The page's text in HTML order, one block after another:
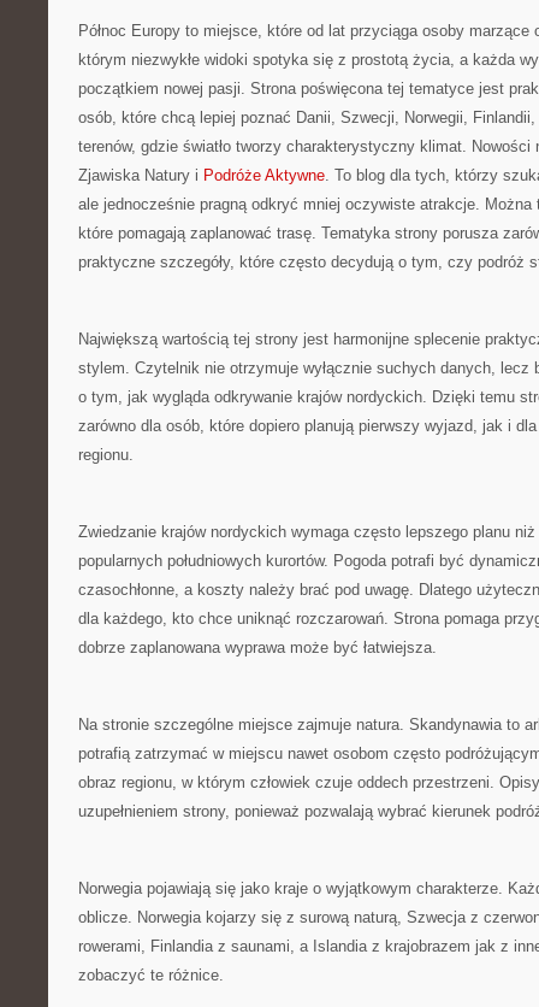
Północ Europy to miejsce, które od lat przyciąga osoby marzące
którym niezwykłe widoki spotyka się z prostotą życia, a każda
początkiem nowej pasji. Strona poświęcona tej tematyce jest
osób, które chcą lepiej poznać Danii, Szwecji, Norwegii, Finlandii,
terenów, gdzie światło tworzy charakterystyczny klimat. Nowości
Zjawiska Natury i Podróże Aktywne. To blog dla tych, którzy
ale jednocześnie pragną odkryć mniej oczywiste atrakcje.
które pomagają zaplanować trasę. Tematyka strony porusza
praktyczne szczegóły, które często decydują o tym, czy podróż
Największą wartością tej strony jest harmonijne splecenie
stylem. Czytelnik nie otrzymuje wyłącznie suchych danych, lecz
o tym, jak wygląda odkrywanie krajów nordyckich. Dzięki temu
zarówno dla osób, które dopiero planują pierwszy wyjazd, jak i
regionu.
Zwiedzanie krajów nordyckich wymaga często lepszego planu
popularnych południowych kurortów. Pogoda potrafi być
czasochłonne, a koszty należy brać pod uwagę. Dlatego
dla każdego, kto chce uniknąć rozczarowań. Strona pomaga
dobrze zaplanowana wyprawa może być łatwiejsza.
Na stronie szczególne miejsce zajmuje natura. Skandynawia to
potrafią zatrzymać w miejscu nawet osobom często
obraz regionu, w którym człowiek czuje oddech przestrzeni.
uzupełnieniem strony, ponieważ pozwalają wybrać kierunek
Norwegia pojawiają się jako kraje o wyjątkowym charakterze.
oblicze. Norwegia kojarzy się z surową naturą, Szwecja z
rowerami, Finlandia z saunami, a Islandia z krajobrazem jak z
zobaczyć te różnice.